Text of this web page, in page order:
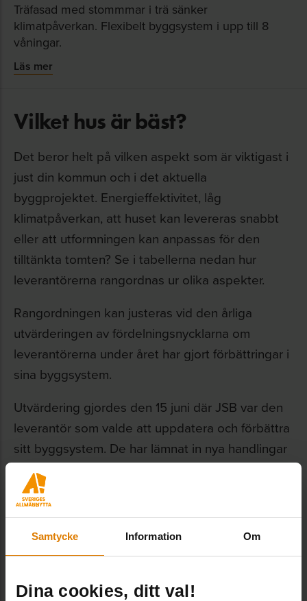
Samtycke Information Om
Dina cookies, ditt val!
Träfasad med stommmar i trä sänker
klimatpåverkan. Flexibelt byggsystem i upp till 8
våningar.
Läs mer
Vilket hus är bäst?
Det beror helt på vilken aspekt som är viktigast i
just din kommun och i det aktuella
byggprojektet. Energieffektivitet, låg
klimatpåverkan, att huset kan levereras snabbt
eller att utformningen kan anpassas för den
tilltänkta tomten? Se i tabellerna nedan hur
leverantörerna rangordnas ur olika aspekter.
Rangordningen kan justeras vid den årliga
utvärderingen av fördelningsnycklarna om
leverantörerna under året har gjort förbättringar i
sina byggsystem.
Utvärdering gjordes den 15 juni där JSB var den
leverantör som valde att uppdatera och förbättra
sitt byggsystem. De har lämnat in nya handlingar
med en uppdaterad stomme som både är med
klimatförbättrad betong och mer prefabricerad
vilket ger en kortare leveranstid.